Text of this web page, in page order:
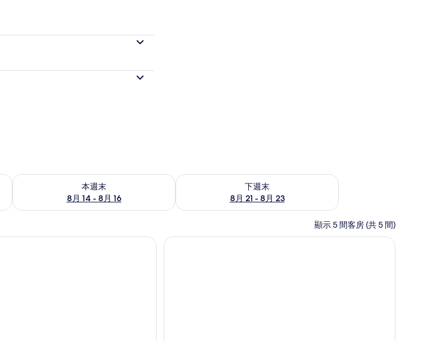
本週末
8月 14 - 8月 16
查看本週末 (8月 14 - 8月 16) 的供應情況
下週末
8月 21 - 8月 23
查看下週末 (8月 21 - 8月 23) 的供應情況
顯示 5 間客房 (共 5 間)
保險箱